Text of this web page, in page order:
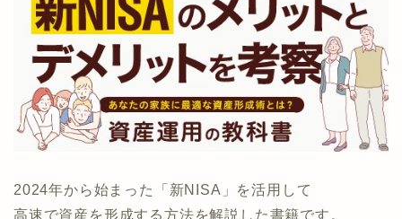
2024年から始まった「新NISA」を活用して
高速で資産を形成する方法を解説した書籍です。